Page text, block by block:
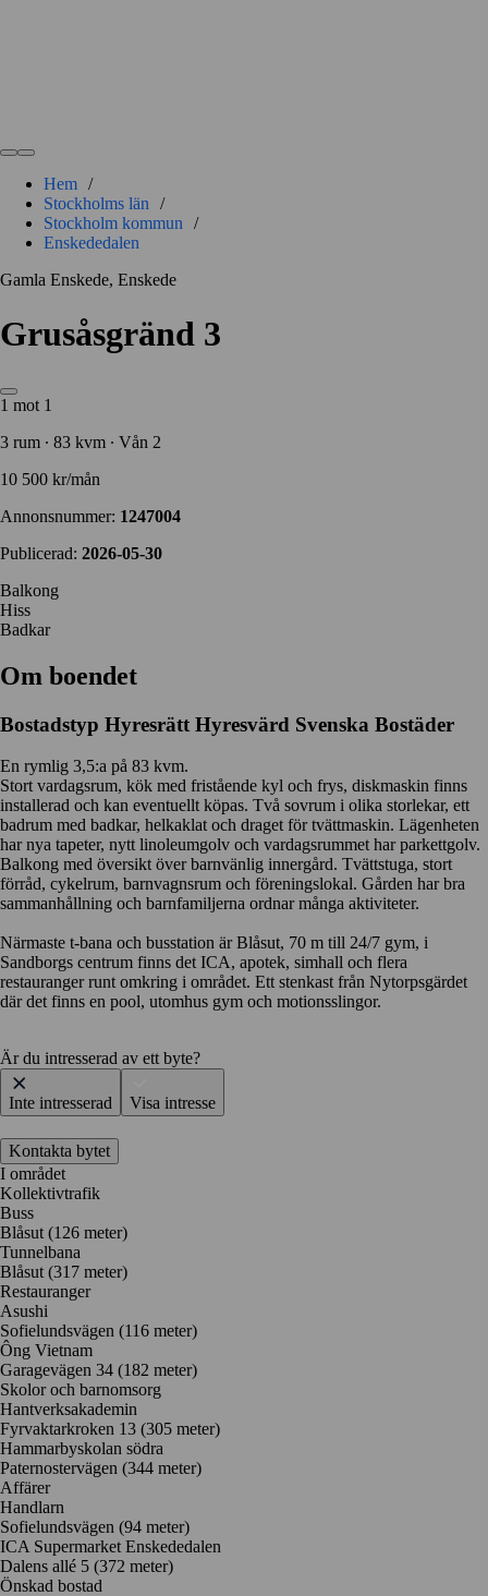
Hem /
Stockholms län
/
Stockholm kommun
/
Enskededalen
Gamla Enskede, Enskede
Grusåsgränd 3
1 mot 1
3 rum ∙ 83 kvm ∙ Vån 2
10 500 kr/mån
Annonsnummer: 1247004
Publicerad: 2026-05-30
Balkong
Hiss
Badkar
Om boendet
Bostadstyp Hyresrätt Hyresvärd Svenska Bostäder
En rymlig 3,5:a på 83 kvm.
Stort vardagsrum, kök med fristående kyl och frys, diskmaskin finns
installerad och kan eventuellt köpas. Två sovrum i olika storlekar, ett
badrum med badkar, helkaklat och draget för tvättmaskin. Lägenheten
har nya tapeter, nytt linoleumgolv och vardagsrummet har parkettgolv.
Balkong med översikt över barnvänlig innergård. Tvättstuga, stort
förråd, cykelrum, barnvagnsrum och föreningslokal. Gården har bra
sammanhållning och barnfamiljerna ordnar många aktiviteter.
Närmaste t-bana och busstation är Blåsut, 70 m till 24/7 gym, i
Sandborgs centrum finns det ICA, apotek, simhall och flera
restauranger runt omkring i området. Ett stenkast från Nytorpsgärdet
där det finns en pool, utomhus gym och motionsslingor.
Är du intresserad av ett byte?
Inte intresserad Visa intresse
Kontakta bytet
I området
Kollektivtrafik
Buss
Blåsut (126 meter)
Tunnelbana
Blåsut (317 meter)
Restauranger
Asushi
Sofielundsvägen (116 meter)
Ông Vietnam
Garagevägen 34 (182 meter)
Skolor och barnomsorg
Hantverksakademin
Fyrvaktarkroken 13 (305 meter)
Hammarbyskolan södra
Paternostervägen (344 meter)
Affärer
Handlarn
Sofielundsvägen (94 meter)
ICA Supermarket Enskededalen
Dalens allé 5 (372 meter)
Önskad bostad